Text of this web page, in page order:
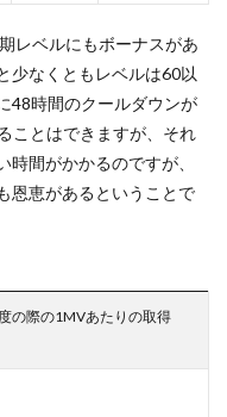
レベルにもボーナスがあ
少なくともレベルは60以
48時間のクールダウンが
ことはできますが、それ
間がかかるのですが、
恩恵があるということで
の際の1MVあたりの取得